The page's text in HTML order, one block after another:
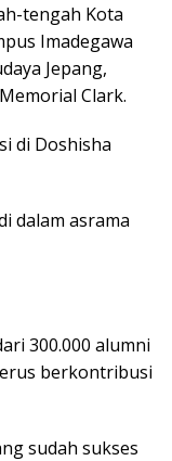
tengah Kota
Imadegawa
Jepang,
Clark.
di Doshisha
dalam asrama
300.000 alumni
berkontribusi
sudah sukses